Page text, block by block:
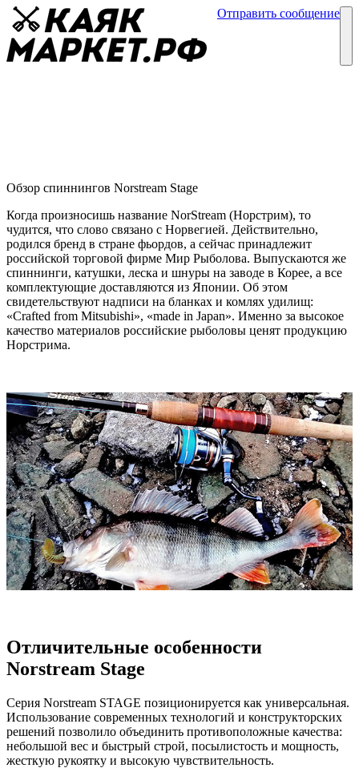
Отправить сообщение
Обзор спиннингов Norstream Stage
Когда произносишь название NorStream (Норстрим), то
чудится, что слово связано с Норвегией. Действительно,
родился бренд в стране фьордов, а сейчас принадлежит
российской торговой фирме Мир Рыболова. Выпускаются же
спиннинги, катушки, леска и шнуры на заводе в Корее, а все
комплектующие доставляются из Японии. Об этом
свидетельствуют надписи на бланках и комлях удилищ:
«Crafted from Mitsubishi», «made in Japan». Именно за высокое
качество материалов российские рыболовы ценят продукцию
Норстрима.
Отличительные особенности
Norstream Stage
Серия Norstream STAGE позиционируется как универсальная.
Использование современных технологий и конструкторских
решений позволило объединить противоположные качества:
небольшой вес и быстрый строй, посылистость и мощность,
жесткую рукоятку и высокую чувствительность.